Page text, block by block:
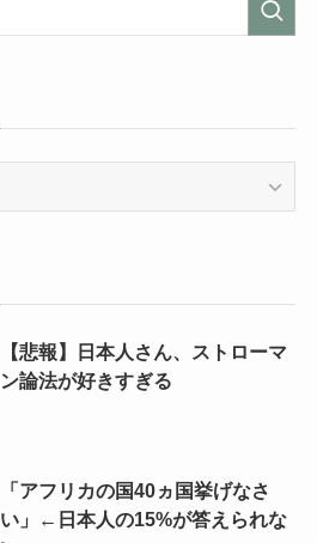
【悲報】日本人さん、ストローマ
ン論法が好きすぎる
「アフリカの国40ヵ国挙げなさ
い」←日本人の15%が答えられな